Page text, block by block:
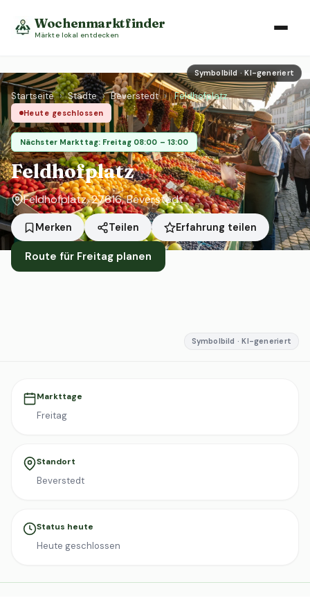
Wochenmarktfinder
Märkte lokal entdecken
Symbolbild · KI-generiert
Startseite › Städte › Beverstedt › Feldhofplatz
Heute geschlossen
Nächster Markttag: Freitag 08:00 – 13:00
Feldhofplatz
Feldhofplatz, 27616, Beverstedt
Merken Teilen Erfahrung teilen
Route für Freitag planen
Symbolbild · KI-generiert
Markttage
Freitag
Standort
Beverstedt
Status heute
Heute geschlossen